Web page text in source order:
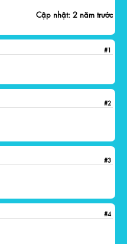
Cập nhật: 2 năm trước
#1
#2
#3
#4